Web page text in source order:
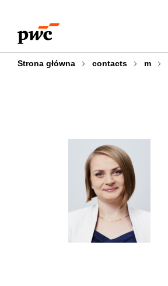
treści
stopki
Strona główna contacts m